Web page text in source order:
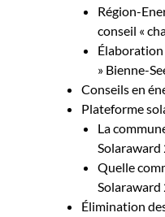
Région-
conseil «
Élaboration
» Bienne-
Conseils en
Plateforme
La
Solaraward
Quelle
Solaraward
Élimination